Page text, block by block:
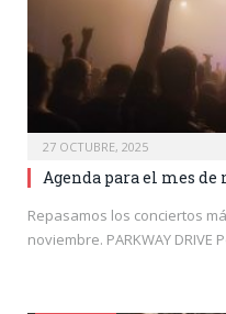
27 OCTUBRE, 2025
Agenda para el mes
Repasamos los conciertos
noviembre. PARKWAY